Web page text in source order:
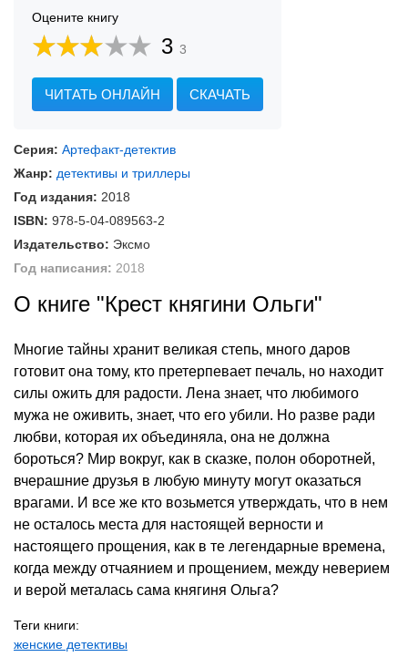
Оцените книгу
3 3
ЧИТАТЬ ОНЛАЙН СКАЧАТЬ
Серия: Артефакт-детектив
Жанр: детективы и триллеры
Год издания: 2018
ISBN: 978-5-04-089563-2
Издательство: Эксмо
Год написания: 2018
О книге "Крест княгини Ольги"
Многие тайны хранит великая степь, много даров
готовит она тому, кто претерпевает печаль, но находит
силы ожить для радости. Лена знает, что любимого
мужа не оживить, знает, что его убили. Но разве ради
любви, которая их объединяла, она не должна
бороться? Мир вокруг, как в сказке, полон оборотней,
вчерашние друзья в любую минуту могут оказаться
врагами. И все же кто возьмется утверждать, что в нем
не осталось места для настоящей верности и
настоящего прощения, как в те легендарные времена,
когда между отчаянием и прощением, между неверием
и верой металась сама княгиня Ольга?
Теги книги:
женские детективы